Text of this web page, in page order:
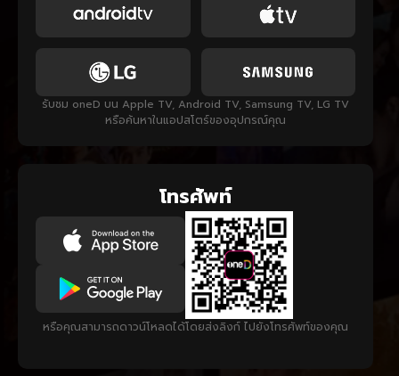
รับชม oneD บน Apple TV, Android TV, Samsung TV, LG TV
หรือค้นหาในแอปสโตร์ของอุปกรณ์คุณ
โทรศัพท์
หรือคุณสามารถดาวน์โหลดได้โดยส่งลิงก์ ไปยังโทรศัพท์ของคุณ